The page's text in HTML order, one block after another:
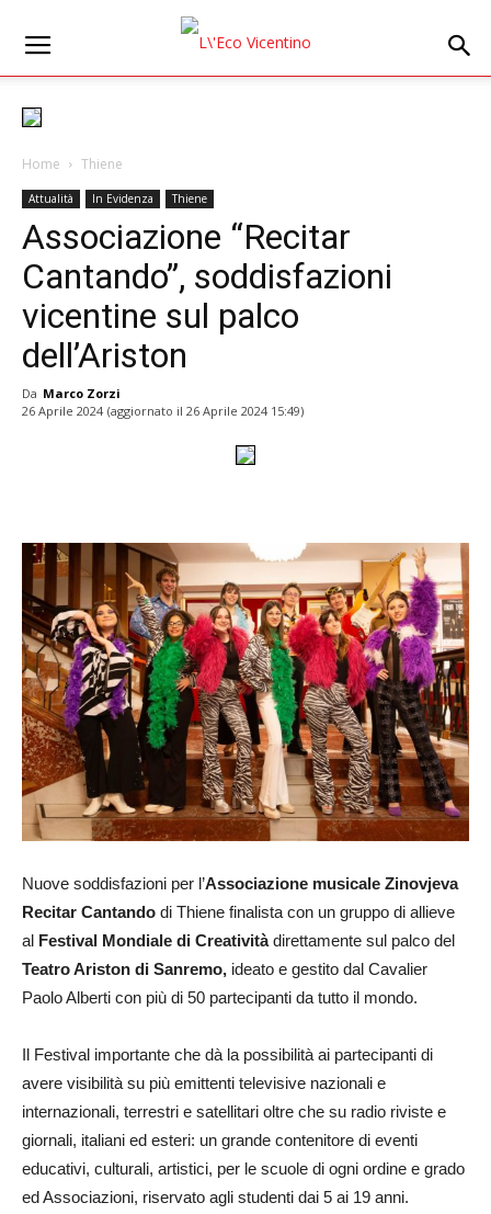
Home Thiene
Attualità In Evidenza Thiene
Associazione “Recitar
Cantando”, soddisfazioni
vicentine sul palco
dell’Ariston
Da Marco Zorzi
26 Aprile 2024 (aggiornato il 26 Aprile 2024 15:49)
Nuove soddisfazioni per l’Associazione musicale Zinovjeva
Recitar Cantando di Thiene finalista con un gruppo di allieve
al Festival Mondiale di Creativitàdirettamente sul palco del
Teatro Ariston di Sanremo, ideato e gestito dal Cavalier
Paolo Alberti con più di 50 partecipanti da tutto il mondo.
Il Festival importante che dà la possibilità ai partecipanti di
avere visibilità su più emittenti televisive nazionali e
internazionali, terrestri e satellitari oltre che su radio riviste e
giornali, italiani ed esteri: un grande contenitore di eventi
educativi, culturali, artistici, per le scuole di ogni ordine e grado
ed Associazioni, riservato agli studenti dai 5 ai 19 anni.